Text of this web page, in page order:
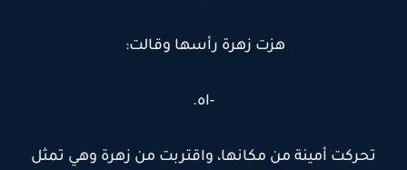
هزت زهرة رأسها وقالت:
-اه.
تحركت أمينة من مكانها، واقتربت من زهرة وهي تمثل